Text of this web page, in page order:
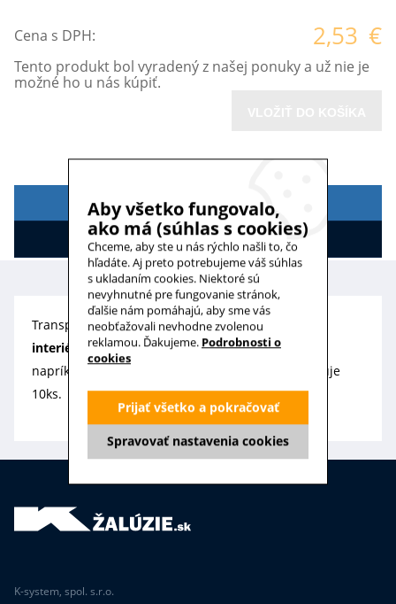
Cena s DPH: 2,53 €
Tento produkt bol vyradený z našej ponuky a už nie je
možné ho u nás kúpiť.
POPIS
HODNOTENIE
Transparentná plastovákoncovka šnúry pre
interiérové žalúzie s ovládaním šnúrou ako sú
napríklad žalúze Lux alebo K-design. Sada obsahuje
10ks.
K-system, spol. s.r.o.
Aby všetko fungovalo,
ako má (súhlas s cookies)
Chceme, aby ste u nás rýchlo našli to, čo
hľadáte. Aj preto potrebujeme váš súhlas
s ukladaním cookies. Niektoré sú
nevyhnutné pre fungovanie stránok,
ďalšie nám pomáhajú, aby sme vás
neobťažovali nevhodne zvolenou
reklamou. Ďakujeme. Podrobnosti o
cookies
Spravovať nastavenia cookies
Prijať všetko a pokračovať